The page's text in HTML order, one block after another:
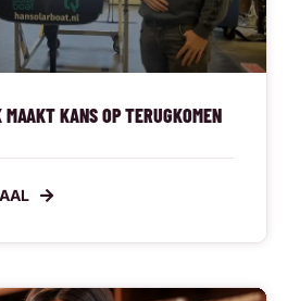
KANS OP TERUGKOMEN